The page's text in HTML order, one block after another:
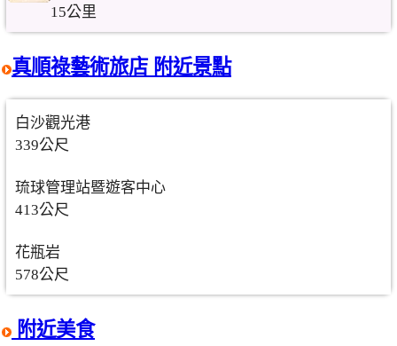
15公里
真順祿藝術旅店 附近景點
白沙觀光港
339公尺
琉球管理站暨遊客中心
413公尺
花瓶岩
578公尺
附近美食